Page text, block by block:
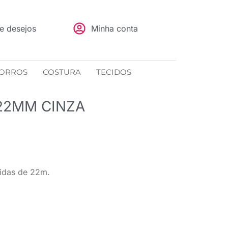
desejos Minha conta
COSTURA TECIDOS
CINZA
de 22m.